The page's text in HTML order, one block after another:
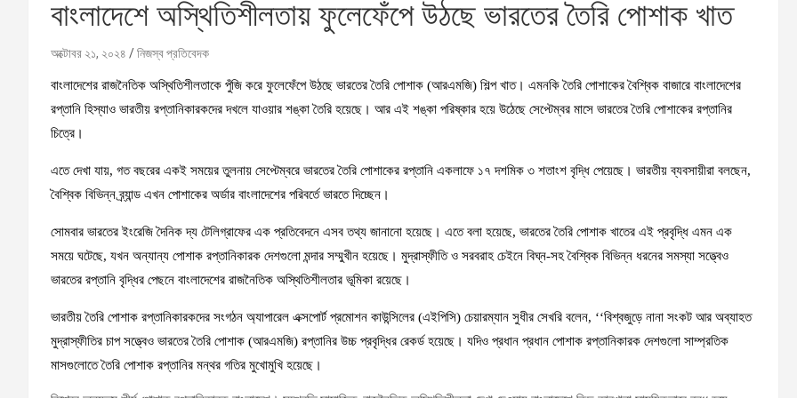
বাংলাদেশে অস্থিতিশীলতায় ফুলেফেঁপে উঠছে ভারতের তৈরি পোশাক খাত
অক্টোবর ২১, ২০২৪ নিজস্ব প্রতিবেদক
বাংলাদেশের রাজনৈতিক অস্থিতিশীলতাকে পুঁজি করে ফুলেফেঁপে উঠছে ভারতের তৈরি পোশাক (আরএমজি) শিল্প খাত। এমনকি তৈরি পোশাকের বৈশ্বিক বাজারে বাংলাদেশের
রপ্তানি হিস্যাও ভারতীয় রপ্তানিকারকদের দখলে যাওয়ার শঙ্কা তৈরি হয়েছে। আর এই শঙ্কা পরিষ্কার হয়ে উঠেছে সেপ্টেম্বর মাসে ভারতের তৈরি পোশাকের রপ্তানির
চিত্রে।
এতে দেখা যায়, গত বছরের একই সময়ের তুলনায় সেপ্টেম্বরে ভারতের তৈরি পোশাকের রপ্তানি একলাফে ১৭ দশমিক ৩ শতাংশ বৃদ্ধি পেয়েছে। ভারতীয় ব্যবসায়ীরা বলছেন,
বৈশ্বিক বিভিন্ন ব্র্যান্ড এখন পোশাকের অর্ডার বাংলাদেশের পরিবর্তে ভারতে দিচ্ছেন।
সোমবার ভারতের ইংরেজি দৈনিক দ্য টেলিগ্রাফের এক প্রতিবেদনে এসব তথ্য জানানো হয়েছে। এতে বলা হয়েছে, ভারতের তৈরি পোশাক খাতের এই প্রবৃদ্ধি এমন এক
সময়ে ঘটেছে, যখন অন্যান্য পোশাক রপ্তানিকারক দেশগুলো মন্দার সম্মুখীন হয়েছে। মুদ্রাস্ফীতি ও সরবরাহ চেইনে বিঘ্ন-সহ বৈশ্বিক বিভিন্ন ধরনের সমস্যা সত্ত্বেও
ভারতের রপ্তানি বৃদ্ধির পেছনে বাংলাদেশের রাজনৈতিক অস্থিতিশীলতার ভূমিকা রয়েছে।
ভারতীয় তৈরি পোশাক রপ্তানিকারকদের সংগঠন অ্যাপারেল এক্সপোর্ট প্রমোশন কাউন্সিলের (এইপিসি) চেয়ারম্যান সুধীর সেখরি বলেন, ‘‘বিশ্বজুড়ে নানা সংকট আর অব্যাহত
মুদ্রাস্ফীতির চাপ সত্ত্বেও ভারতের তৈরি পোশাক (আরএমজি) রপ্তানির উচ্চ প্রবৃদ্ধির রেকর্ড হয়েছে। যদিও প্রধান প্রধান পোশাক রপ্তানিকারক দেশগুলো সাম্প্রতিক
মাসগুলোতে তৈরি পোশাক রপ্তানির মন্থর গতির মুখোমুখি হয়েছে।